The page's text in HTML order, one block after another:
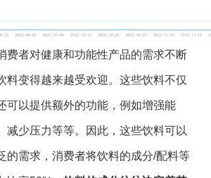
费者对健康和功能性产品的需求不断
料变得越来越受欢迎。这些饮料不仅
可以提供额外的功能，例如增强能
减少压力等等。因此，这些饮料可以
的需求，消费者将饮料的成分/配料等